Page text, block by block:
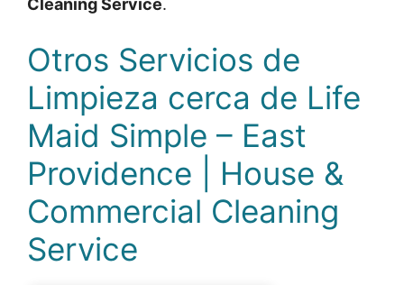
Otros Servicios de
Limpieza cerca de Life
Maid Simple – East
Providence | House &
Commercial Cleaning
Service